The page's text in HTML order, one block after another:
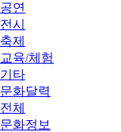
공연
전시
축제
교육/체험
기타
문화달력
전체
문화정보